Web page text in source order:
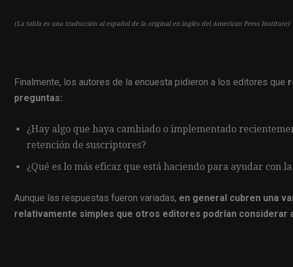
(La tabla es una traducción al español de la original en inglés del American Press Institute)
Finalmente, los autores de la encuesta pidieron a los editores que
preguntas:
¿Hay algo que haya cambiado o implementado
retención de suscriptores?
¿Qué es lo más eficaz que está haciendo para ayudar con
Aunque las respuestas fueron variadas, en general cubren una
relativamente simples que otros editores podrían considerar